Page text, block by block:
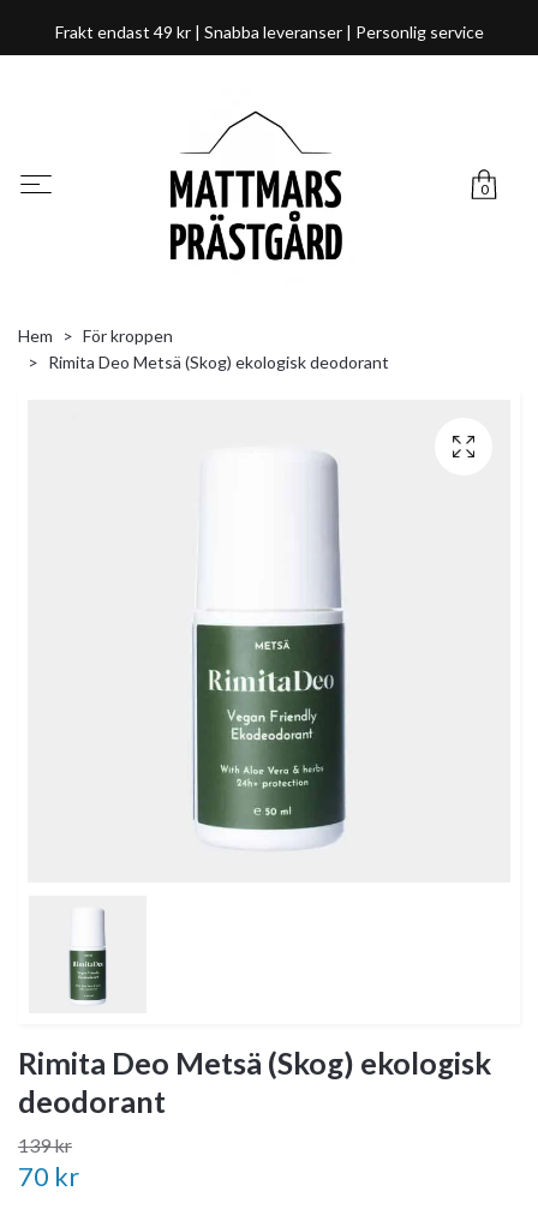
Frakt endast 49 kr | Snabba leveranser | Personlig service
0
Hem
För kroppen
Rimita Deo Metsä (Skog) ekologisk deodorant
Rimita Deo Metsä (Skog) ekologisk
deodorant
139 kr
70 kr